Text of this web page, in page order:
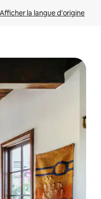
Afficher la langue d'origine